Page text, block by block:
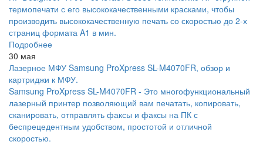
термопечати с его высококачественными красками, чтобы
производить высококачественную печать со скоростью до 2-х
страниц формата A1 в мин.
Подробнее
30 мая
Лазерное МФУ Samsung ProXpress SL-M4070FR, обзор и
картриджи к МФУ.
Samsung ProXpress SL-M4070FR - Это многофункциональный
лазерный принтер позволяющий вам печатать, копировать,
сканировать, отправлять факсы и факсы на ПК с
беспрецедентным удобством, простотой и отличной
скоростью.